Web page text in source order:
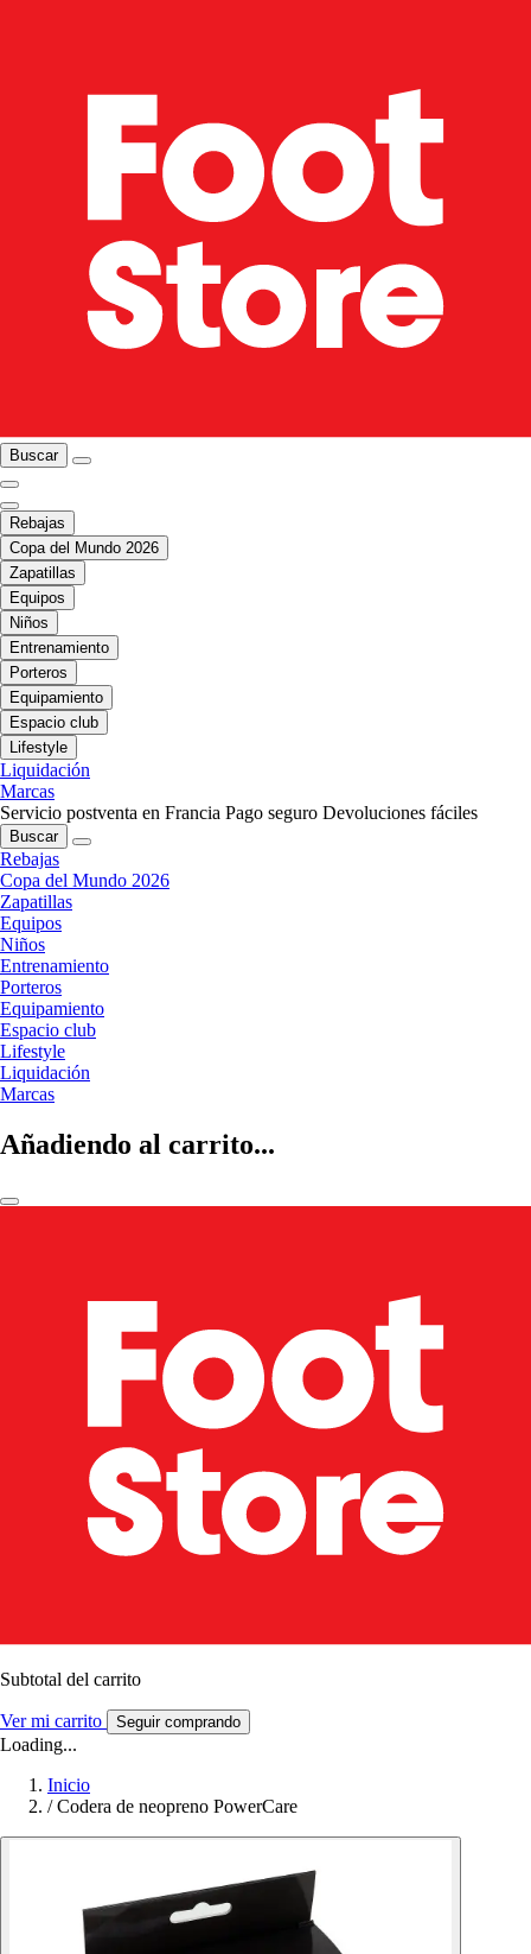
Buscar
Rebajas
Copa del Mundo 2026
Zapatillas
Equipos
Niños
Entrenamiento
Porteros
Equipamiento
Espacio club
Lifestyle
Liquidación
Marcas
Servicio postventa en Francia Pago seguro Devoluciones fáciles
Buscar
Rebajas
Copa del Mundo 2026
Zapatillas
Equipos
Niños
Entrenamiento
Porteros
Equipamiento
Espacio club
Lifestyle
Liquidación
Marcas
Añadiendo al carrito...
Subtotal del carrito
Ver mi carrito Seguir comprando
Loading...
Inicio
/ Codera de neopreno PowerCare